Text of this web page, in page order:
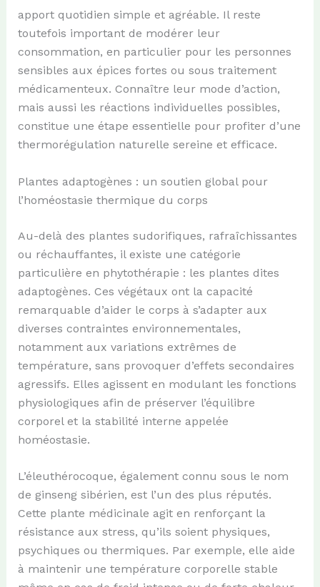
apport quotidien simple et agréable. Il reste
toutefois important de modérer leur
consommation, en particulier pour les personnes
sensibles aux épices fortes ou sous traitement
médicamenteux. Connaître leur mode d’action,
mais aussi les réactions individuelles possibles,
constitue une étape essentielle pour profiter d’une
thermorégulation naturelle sereine et efficace.
Plantes adaptogènes : un soutien global pour
l’homéostasie thermique du corps
Au-delà des plantes sudorifiques, rafraîchissantes
ou réchauffantes, il existe une catégorie
particulière en phytothérapie : les plantes dites
adaptogènes. Ces végétaux ont la capacité
remarquable d’aider le corps à s’adapter aux
diverses contraintes environnementales,
notamment aux variations extrêmes de
température, sans provoquer d’effets secondaires
agressifs. Elles agissent en modulant les fonctions
physiologiques afin de préserver l’équilibre
corporel et la stabilité interne appelée
homéostasie.
L’éleuthérocoque, également connu sous le nom
de ginseng sibérien, est l’un des plus réputés.
Cette plante médicinale agit en renforçant la
résistance aux stress, qu’ils soient physiques,
psychiques ou thermiques. Par exemple, elle aide
à maintenir une température corporelle stable